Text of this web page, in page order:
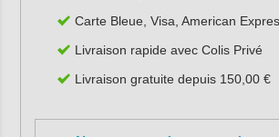
Carte Bleue, Visa, American
Livraison rapide avec Colis Privé
Livraison gratuite depuis 150,00 €